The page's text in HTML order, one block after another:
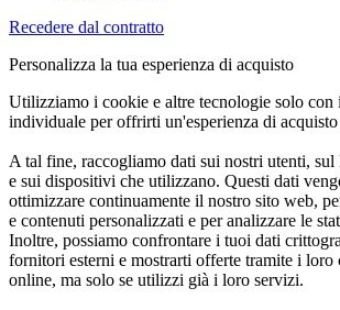
Recedere dal contratto
Personalizza la tua esperienza di acquisto
Utilizziamo i cookie e altre tecnologie solo con
individuale per offrirti un'esperienza di acquisto
A tal fine, raccogliamo dati sui nostri utenti,
e sui dispositivi che utilizzano. Questi dati
ottimizzare continuamente il nostro sito web,
e contenuti personalizzati e per analizzare le
Inoltre, possiamo confrontare i tuoi dati
fornitori esterni e mostrarti offerte tramite i loro
online, ma solo se utilizzi già i loro servizi.